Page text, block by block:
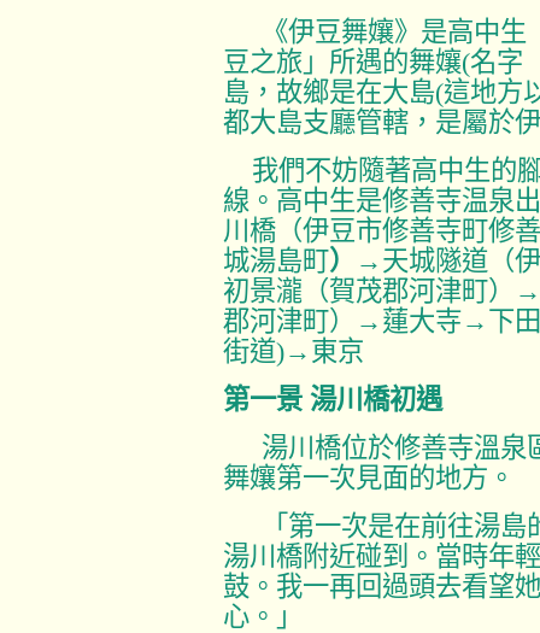
《伊豆舞孃》是高中生
豆之旅」所遇的舞孃(名字
島，故鄉是在大島(這地方
都大島支廳管轄，是屬於
我們不妨隨著高中生的
線。 高中生是修善寺温泉
川橋（伊豆市修善寺町修
城湯島町）
→天城隧道（
初景瀧（賀茂郡河津町
郡河津町）→蓮大寺→下
街道)→東京
第一景 湯川橋初遇
湯川橋位於修善寺溫泉
舞孃第一次見面的地方。
「第一次是在前往湯
湯川橋附近碰到。當時年
鼓。我一再回過頭去看望
心。」